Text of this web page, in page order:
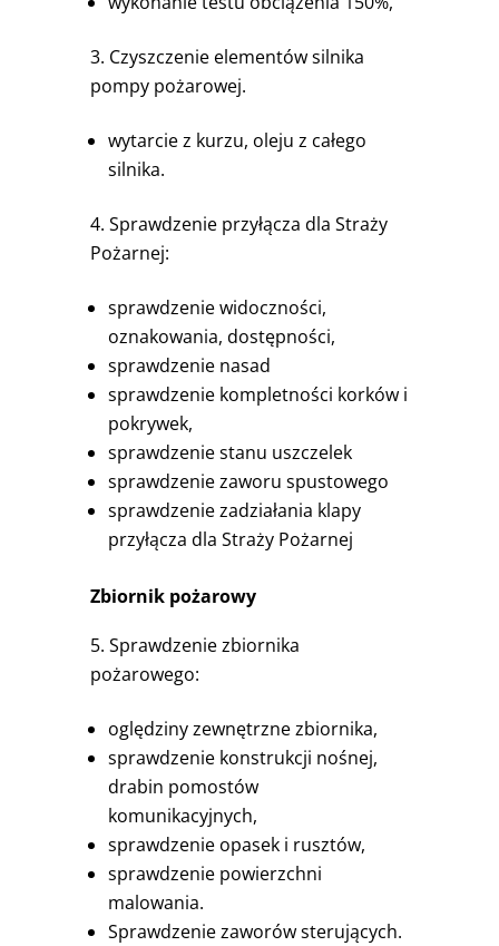
Czyszczenie elementów silnika
pompy pożarowej.
wytarcie z kurzu, oleju z całego
silnika.
Sprawdzenie przyłącza dla Straży
Pożarnej:
sprawdzenie widoczności,
oznakowania, dostępności,
sprawdzenie nasad
sprawdzenie kompletności korków i
pokrywek,
sprawdzenie stanu uszczelek
sprawdzenie zaworu spustowego
sprawdzenie zadziałania klapy
przyłącza dla Straży Pożarnej
Zbiornik pożarowy
Sprawdzenie zbiornika
pożarowego:
oględziny zewnętrzne zbiornika,
sprawdzenie konstrukcji nośnej,
drabin pomostów
komunikacyjnych,
sprawdzenie opasek i rusztów,
sprawdzenie powierzchni
malowania.
Sprawdzenie zaworów sterujących.